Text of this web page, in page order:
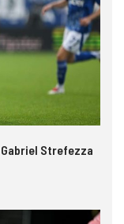
Gabriel Strefezza